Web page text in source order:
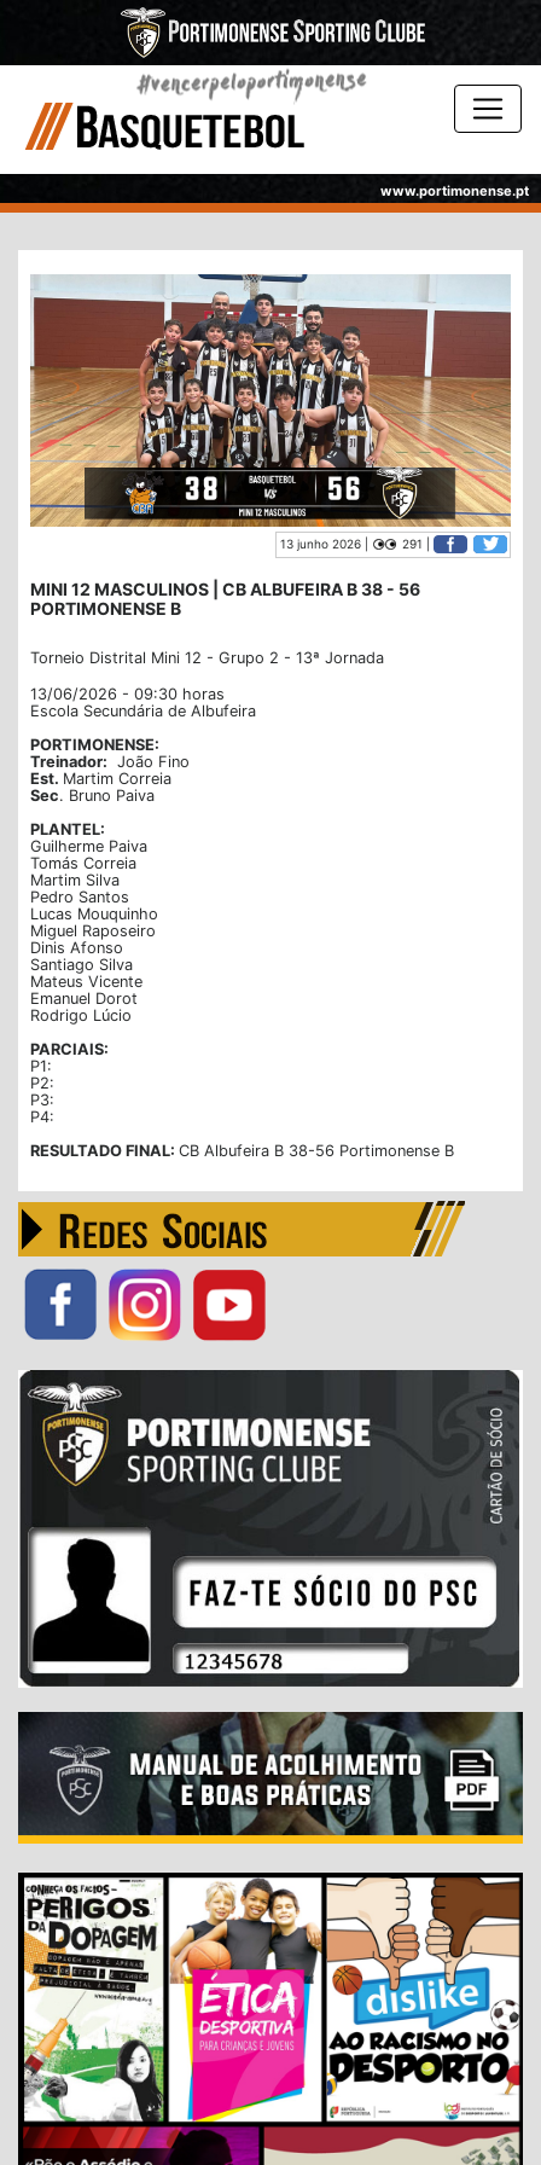
www.portimonense.pt
13 junho 2026 | 291 |
MINI 12 MASCULINOS | CB ALBUFEIRA B 38 - 56
PORTIMONENSE B
Torneio Distrital Mini 12 - Grupo 2 - 13ª Jornada
13/06/2026 - 09:30 horas
Escola Secundária de Albufeira
PORTIMONENSE:
Treinador: João Fino
Est. Martim Correia
Sec. Bruno Paiva
PLANTEL:
Guilherme Paiva
Tomás Correia
Martim Silva
Pedro Santos
Lucas Mouquinho
Miguel Raposeiro
Dinis Afonso
Santiago Silva
Mateus Vicente
Emanuel Dorot
Rodrigo Lúcio
PARCIAIS:
P1:
P2:
P3:
P4:
RESULTADO FINAL: CB Albufeira B 38-56 Portimonense B